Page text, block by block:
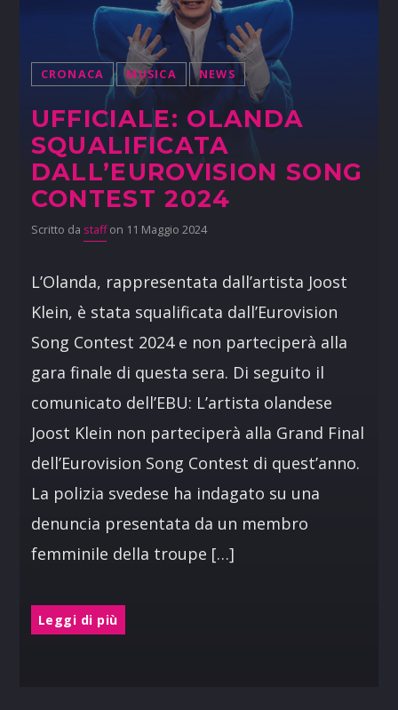
CRONACA MUSICA NEWS
UFFICIALE: OLANDA
SQUALIFICATA
DALL’EUROVISION SONG
CONTEST 2024
Scritto da staffon 11 Maggio 2024
L’Olanda, rappresentata dall’artista Joost
Klein, è stata squalificata dall’Eurovision
Song Contest 2024 e non parteciperà alla
gara finale di questa sera. Di seguito il
comunicato dell’EBU: L’artista olandese
Joost Klein non parteciperà alla Grand Final
dell’Eurovision Song Contest di quest’anno.
La polizia svedese ha indagato su una
denuncia presentata da un membro
femminile della troupe […]
Leggi di più